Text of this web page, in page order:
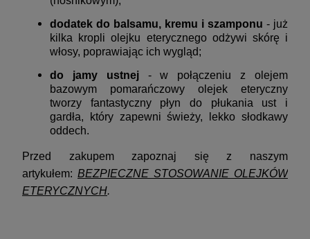
dodatek do balsamu, kremu i szamponu - już
kilka kropli olejku eterycznego odżywi skórę i
włosy, poprawiając ich wygląd;
do jamy ustnej- w połączeniu z olejem
bazowym pomarańczowy olejek eteryczny
tworzy fantastyczny płyn do płukania ust i
gardła, który zapewni świeży, lekko słodkawy
oddech.
Przed zakupem zapoznaj się z naszym
artykułem: BEZPIECZNE STOSOWANIE OLEJKÓW
ETERYCZNYCH.